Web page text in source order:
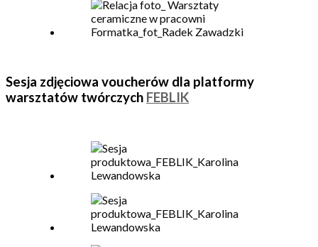
Sesja zdjęciowa voucherów dla platformy
warsztatów twórczych FEBLIK